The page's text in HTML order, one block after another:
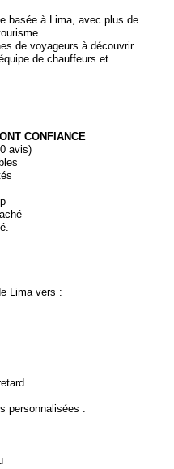
basée à Lima, avec plus de
de voyageurs à découvrir
de chauffeurs et
CONFIANCE
avis)
Lima vers :
personnalisées :